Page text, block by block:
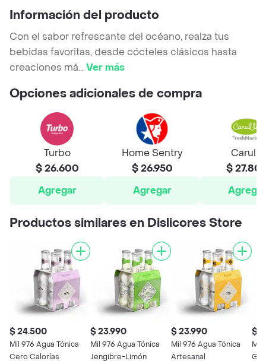
Información del producto
Con el sabor refrescante del océano, realza tus
bebidas favoritas, desde cócteles clásicos hasta
creaciones má...Ver más
Opciones adicionales de compra
Turbo
$ 26.600
Agregar
Home Sentry
$ 26.950
Agregar
Carulla
$
Agregar
Productos similares en Dislicores Store
$ 24.500
Mil 976 Agua Tónica
Cero Calorías
$ 23.990
Mil 976 Agua Tónica
Jengibre-Limón
$ 23.990
Mil 976 Agua Tónica
Artesanal
$
Mil